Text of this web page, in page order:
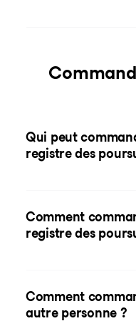
Qui peut
registre des
Comment
registre des
Comment
autre personne ?